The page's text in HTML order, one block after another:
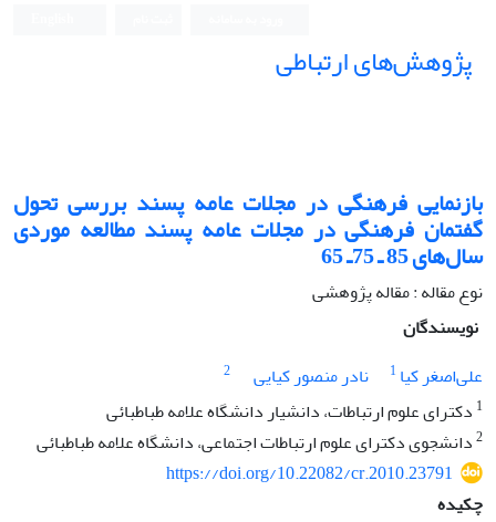
پژوهش‌های ارتباطی
بازنمایی فرهنگی در مجلات عامه پسند بررسی تحول
گفتمان فرهنگی در مجلات عامه پسند مطالعه موردی
سال‌های 85 ـ 75ـ 65
نوع مقاله : مقاله پژوهشی
نویسندگان
علی‌اصغر کیا 1 نادر منصور کیایی
2
1 دکترای علوم ارتباطات، دانشیار دانشگاه علامه طباطبائی
2دانشجوی دکترای علوم ارتباطات اجتماعی، دانشگاه علامه طباطبائی
https://doi.org/10.22082/cr.2010.23791
چکیده